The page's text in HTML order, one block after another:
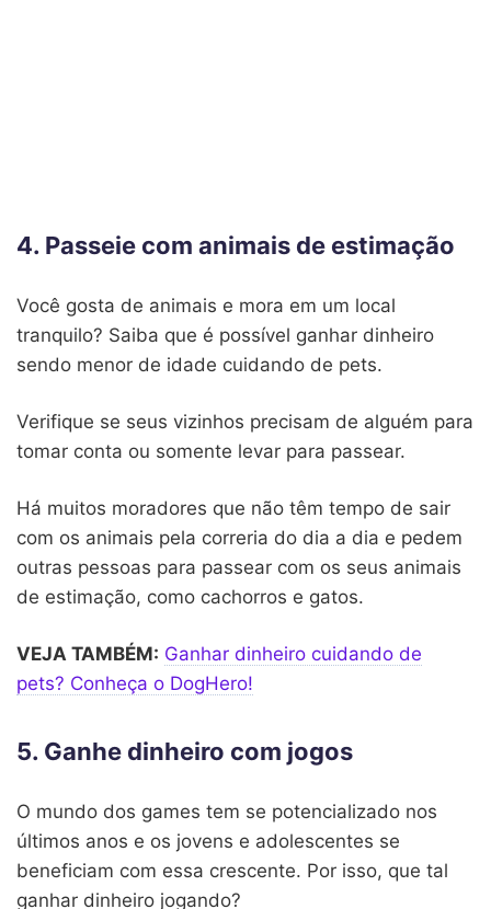
4. Passeie com animais de estimação
Você gosta de animais e mora em um local
tranquilo? Saiba que é possível ganhar dinheiro
sendo menor de idade cuidando de pets.
Verifique se seus vizinhos precisam de alguém para
tomar conta ou somente levar para passear.
Há muitos moradores que não têm tempo de sair
com os animais pela correria do dia a dia e pedem
outras pessoas para passear com os seus animais
de estimação, como cachorros e gatos.
VEJA TAMBÉM: Ganhar dinheiro cuidando de
pets? Conheça o DogHero!
5. Ganhe dinheiro com jogos
O mundo dos games tem se potencializado nos
últimos anos e os jovens e adolescentes se
beneficiam com essa crescente. Por isso, que tal
ganhar dinheiro jogando?